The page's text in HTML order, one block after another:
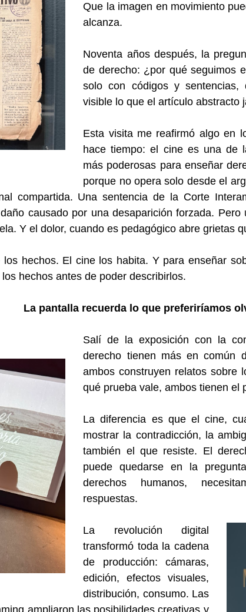
Que la imagen en movimiento
alcanza.
Noventa años después, la
de derecho: ¿por qué seguimos
solo con códigos y
visible lo que el artículo abstracto
Esta visita me reafirmó algo en
hace tiempo: el cine es una de
más poderosas para enseñar
porque no opera solo desde el
compartida. Una sentencia de la Corte
causado por una desaparición forzada.
Y el dolor, cuando es pedagógico abre grietas
los hechos. El cine los habita. Y para enseñar
hechos antes de poder describirlos.
La pantalla recuerda lo que preferiríamos
Salí de la exposición con la
derecho tienen más en común
ambos construyen relatos sobre
qué prueba vale, ambos tienen el
La diferencia es que el cine,
mostrar la contradicción, la
también el que resiste. El
puede quedarse en la
derechos humanos,
respuestas.
La revolución digital
transformó toda la cadena
de producción: cámaras,
edición, efectos visuales,
distribución, consumo. Las